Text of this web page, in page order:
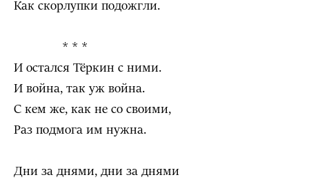
Как скорлупки подожгли.
* * *
И остался Тёркин с ними.
И война, так уж война.
С кем же, как не со своими,
Раз подмога им нужна.
Дни за днями, дни за днями